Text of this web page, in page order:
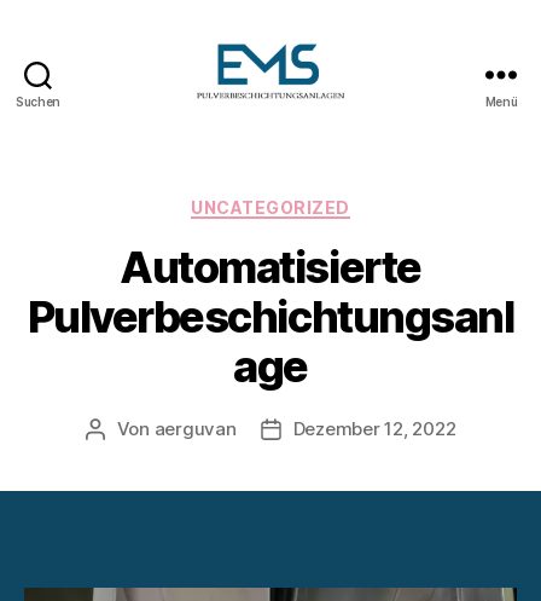
Suchen Menü
Kategorien
UNCATEGORIZED
Automatisierte
Pulverbeschichtungsanl
age
Beitragsautor
Von aerguvan Veröffentlichungsdatum
Dezember 12, 2022